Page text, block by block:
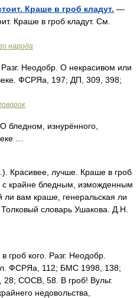
Краше в гроб кладут. —
Краше в гроб кладут. См.
народа
Неодобр. О некрасивом или
ФСРЯа, 197; ДП, 309, 398;
бледном, изнурённого,
…
Красивее, лучше. Краше в гроб
с крайне бледным, изможденным
ли вам краше, генеральская ли
словарь Ушакова. Д.Н.
гроб кого. Разг. Неодобр.
л. ФСРЯа, 112; БМС 1998, 138;
СОСВ, 58. В гроб! Вульг.
недовольства,